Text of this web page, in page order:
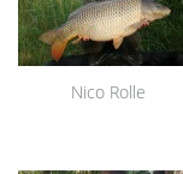
Nico Rolle